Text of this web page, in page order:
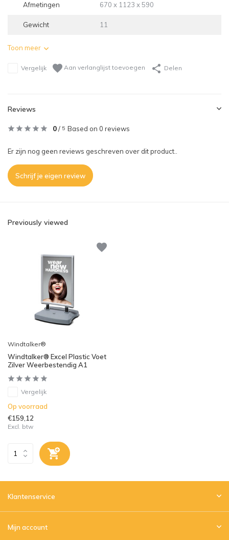
Afmetingen 670 x 1123 x 590
Gewicht 11
Toon meer
Vergelijk Aan verlanglijst toevoegen Delen
Reviews
0/ 5 Based on 0 reviews
Er zijn nog geen reviews geschreven over dit product..
Schrijf je eigen review
Previously viewed
Windtalker®
Windtalker® Excel Plastic Voet
Zilver Weerbestendig A1
Vergelijk
Op voorraad
€159,12
Excl. btw
Klantenservice
Mijn account